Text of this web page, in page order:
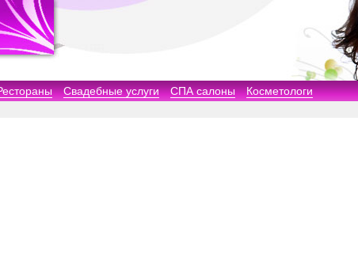
Свадебные услуги СПА салоны Косметологи